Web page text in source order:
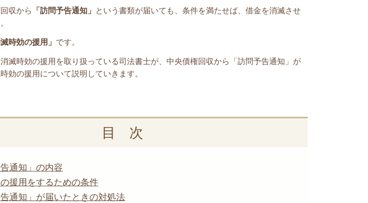
収から 「訪問予告通知」
という書類が届いても、条件を満たせば、借金を消滅させ
滅時効の援用」 です。
滅時効の援用を取り扱っている司法書士が、中央債権回収から「訪問予告通知」が
効の援用について説明していきます。
目 次
告通知」の内容
援用をするための条件
告通知」が届いたときの対処法